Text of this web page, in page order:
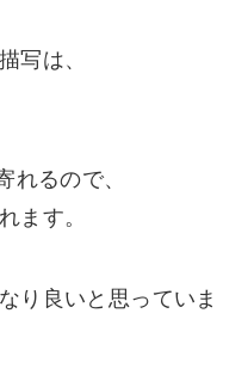
写は、
れるので、
ます。
り良いと思っていま